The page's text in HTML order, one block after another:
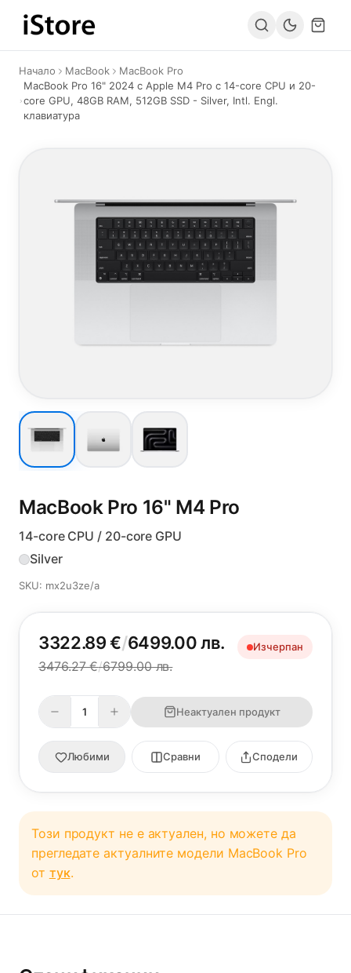
Към съдържанието
Начало MacBook
MacBook Pro
MacBook Pro 16" 2024 с Apple M4 Pro с 14-core CPU и 20-
core GPU, 48GB RAM, 512GB SSD - Silver, Intl. Engl.
клавиатура
MacBook Pro 16" M4 Pro
14-core CPU / 20-core GPU
Silver
SKU: mx2u3ze/a
3322.89 €/6499.00 лв.
3476.27 €/6799.00 лв.
Изчерпан
Неактуален продукт
Любими Сравни Сподели
Този продукт не е актуален, но можете да
прегледате актуалните модели MacBook Pro
от тук.